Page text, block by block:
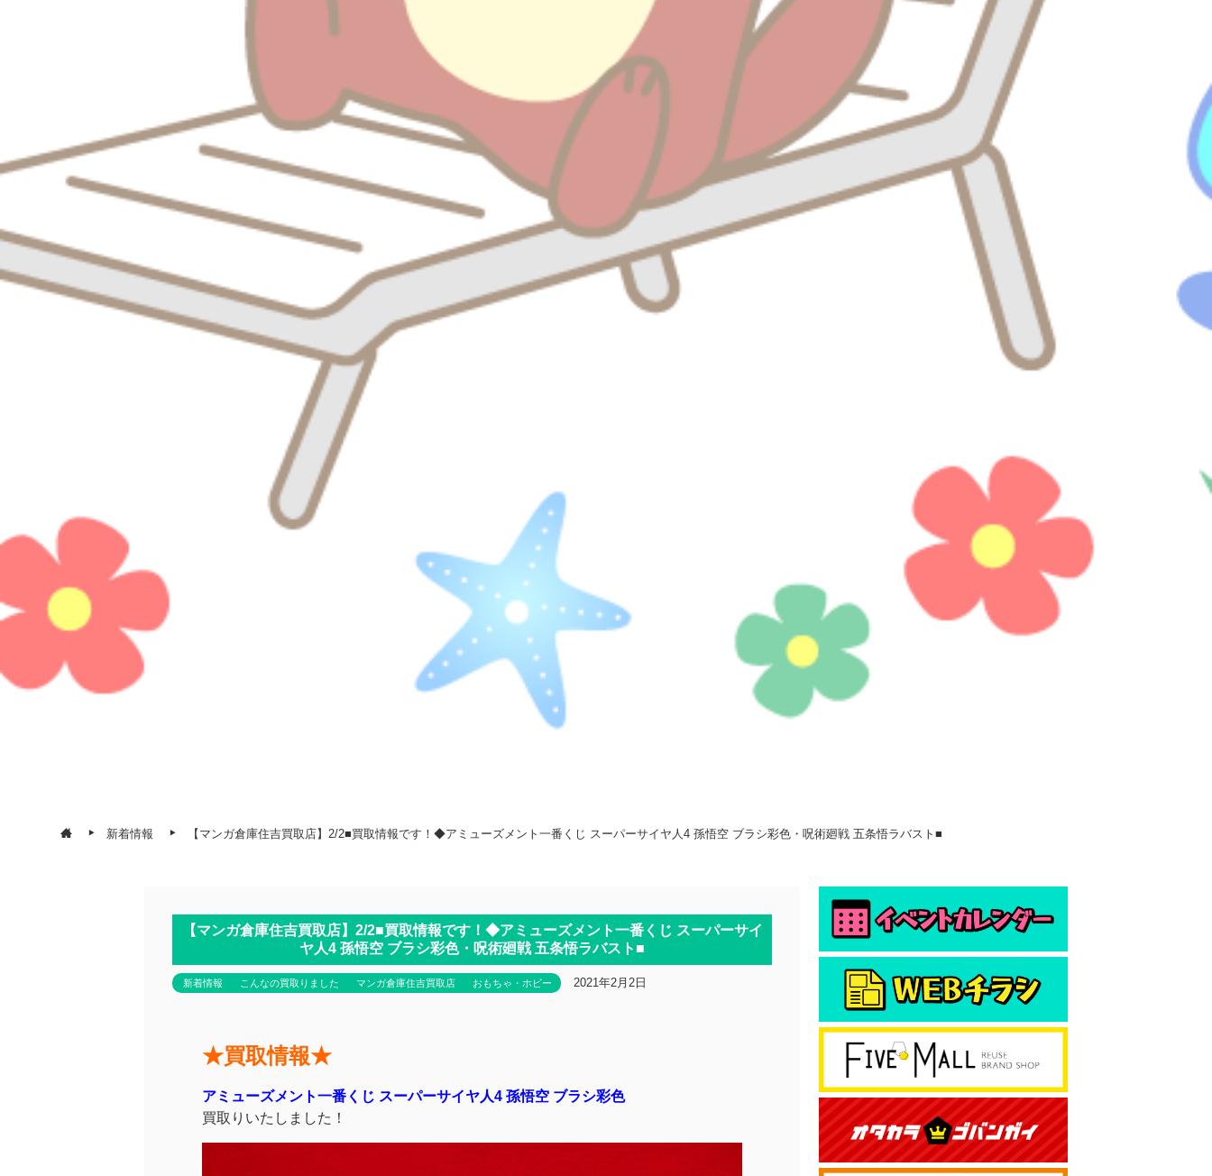
新着情報 【マンガ倉庫住吉買取店】2/2■買取情報です！◆アミューズメント一番くじ スーパーサイヤ人4 孫悟空 ブラシ彩色・呪術廻戦 五条悟ラバスト■
【マンガ倉庫住吉買取店】2/2■買取情報です！◆アミューズメント一番くじ スーパーサイ
ヤ人4 孫悟空 ブラシ彩色・呪術廻戦 五条悟ラバスト■
新着情報 こんなの買取りました マンガ倉庫住吉買取店 おもちゃ・ホビー 2021年2月2日
★買取情報★
アミューズメント一番くじ スーパーサイヤ人4 孫悟空 ブラシ彩色
買取りいたしました！